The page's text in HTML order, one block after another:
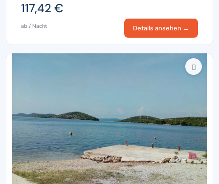
117,42 €
ab / Nacht Details ansehen →